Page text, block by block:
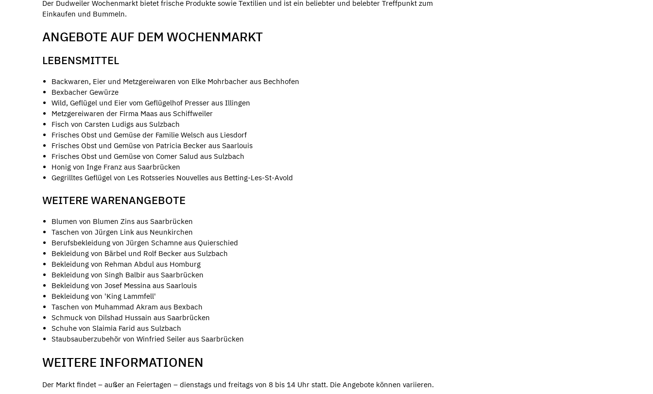
Der Dudweiler Wochenmarkt bietet frische Produkte sowie Textilien und ist ein beliebter und belebter Treffpunkt zum
Einkaufen und Bummeln.
ANGEBOTE AUF DEM WOCHENMARKT
LEBENSMITTEL
Backwaren, Eier und Metzgereiwaren von Elke Mohrbacher aus Bechhofen
Bexbacher Gewürze
Wild, Geflügel und Eier vom Geflügelhof Presser aus Illingen
Metzgereiwaren der Firma Maas aus Schiffweiler
Fisch von Carsten Ludigs aus Sulzbach
Frisches Obst und Gemüse der Familie Welsch aus Liesdorf
Frisches Obst und Gemüse von Patricia Becker aus Saarlouis
Frisches Obst und Gemüse von Comer Salud aus Sulzbach
Honig von Inge Franz aus Saarbrücken
Gegrilltes Geflügel von Les Rotsseries Nouvelles aus Betting-Les-St-Avold
WEITERE WARENANGEBOTE
Blumen von Blumen Zins aus Saarbrücken
Taschen von Jürgen Link aus Neunkirchen
Berufsbekleidung von Jürgen Schamne aus Quierschied
Bekleidung von Bärbel und Rolf Becker aus Sulzbach
Bekleidung von Rehman Abdul aus Homburg
Bekleidung von Singh Balbir aus Saarbrücken
Bekleidung von Josef Messina aus Saarlouis
Bekleidung von 'King Lammfell'
Taschen von Muhammad Akram aus Bexbach
Schmuck von Dilshad Hussain aus Saarbrücken
Schuhe von Slaimia Farid aus Sulzbach
Staubsauberzubehör von Winfried Seiler aus Saarbrücken
WEITERE INFORMATIONEN
Der Markt findet – außer an Feiertagen – dienstags und freitags von 8 bis 14 Uhr statt. Die Angebote können variieren.